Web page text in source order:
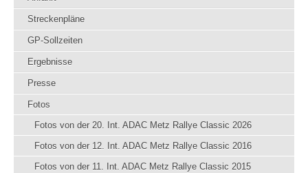
Streckenpläne
GP-Sollzeiten
Ergebnisse
Presse
Fotos
Fotos von der 20. Int. ADAC Metz Rallye Classic 2026
Fotos von der 12. Int. ADAC Metz Rallye Classic 2016
Fotos von der 11. Int. ADAC Metz Rallye Classic 2015